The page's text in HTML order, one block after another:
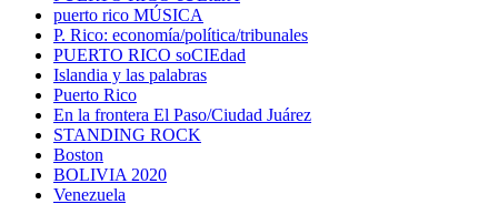
puerto rico MÚSICA
P. Rico: economía/política/tribunales
PUERTO RICO soCIEdad
Islandia y las palabras
Puerto Rico
En la frontera El Paso/Ciudad Juárez
STANDING ROCK
Boston
BOLIVIA 2020
Venezuela